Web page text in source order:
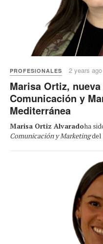
PROFESIONALES 2 years ago
Marisa Ortiz,
Comunicación y
Mediterránea
Marisa Ortiz Alvaradoha
Comunicación y Marketingdel